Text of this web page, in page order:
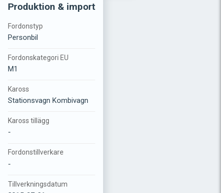
Produktion & import
Fordonstyp
Personbil
Fordonskategori EU
M1
Kaross
Stationsvagn Kombivagn
Kaross tillägg
-
Fordonstillverkare
-
Tillverkningsdatum